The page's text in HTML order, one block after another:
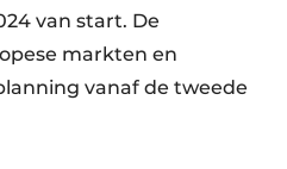
van start. De
markten en
vanaf de tweede